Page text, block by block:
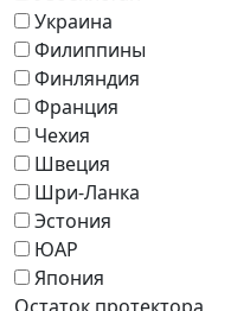
Украина
Филиппины
Финляндия
Франция
Чехия
Швеция
Шри-Ланка
Эстония
ЮАР
Япония